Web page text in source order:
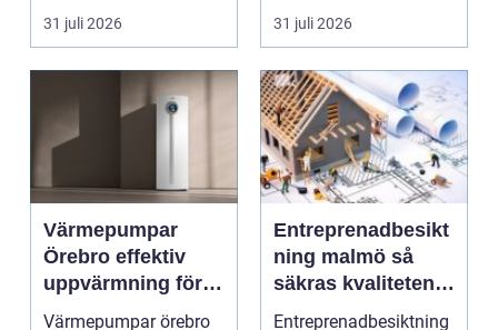
renovering. Färg, rost,
smu...
31 juli 2026
säljas billi...
31 juli 2026
Värmepumpar
Örebro effektiv
uppvärmning för
hus och
Värmepumpar örebro
Entreprenadbesikt
ning malmö så
säkras kvaliteten i
byggprojekt
Entreprenadbesiktning